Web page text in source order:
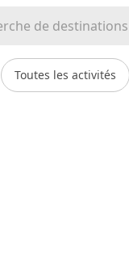
Toutes les activités